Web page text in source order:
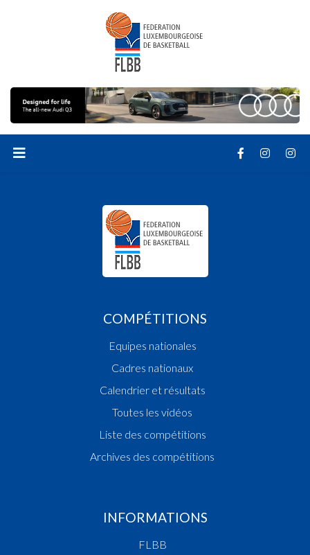
COMPÉTITIONS
Equipes nationales
Cadres nationaux
Calendrier et résultats
Toutes les vidéos
Liste des compétitions
Archives des compétitions
INFORMATIONS
FLBB